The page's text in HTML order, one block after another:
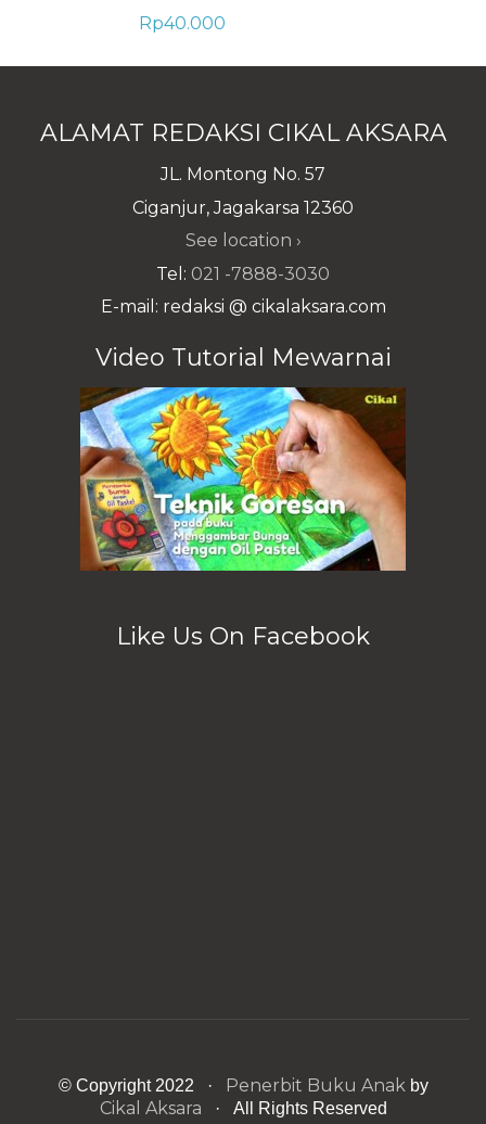
Rp40.000
ALAMAT REDAKSI CIKAL AKSARA
JL. Montong No. 57
Ciganjur, Jagakarsa 12360
See location ›
Tel: 021 -7888-3030
E-mail: redaksi @ cikalaksara.com
Video Tutorial Mewarnai
Like Us On Facebook
© Copyright 2022 · Penerbit Buku Anak by
Cikal Aksara · All Rights Reserved